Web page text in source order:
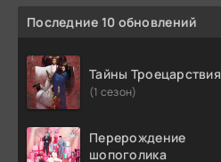
Последние 10 обновлений
Тайны Троецарствия
(1 сезон)
Перерождение
шопоголика